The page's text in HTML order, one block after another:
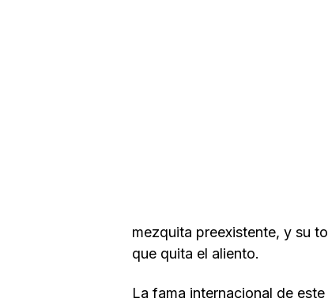
mezquita preexistente, y su
que quita el aliento.
La fama internacional de